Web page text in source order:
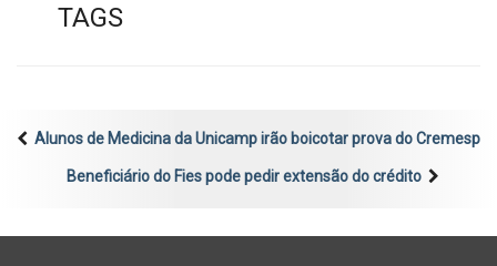
TAGS
Alunos de Medicina da Unicamp irão boicotar prova do Cremesp
Beneficiário do Fies pode pedir extensão do crédito